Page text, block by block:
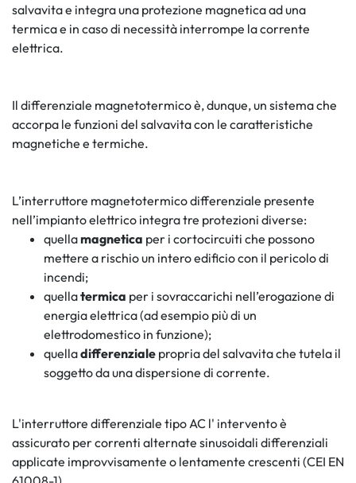
salvavita e integra una protezione magnetica ad una
termica e in caso di necessità interrompe la corrente
elettrica.
Il differenziale magnetotermico è, dunque, un sistema che
accorpa le funzioni del salvavita con le caratteristiche
magnetiche e termiche.
L’interruttore magnetotermico differenziale presente
nell’impianto elettrico integra tre protezioni diverse:
quellamagnetica per i cortocircuiti che possono
mettere a rischio un intero edificio con il pericolo di
incendi;
quellatermica per i sovraccarichi nell’erogazione di
energia elettrica (ad esempio più di un
elettrodomestico in funzione);
quelladifferenziale propria del salvavita che tutela il
soggetto da una dispersione di corrente.
L'interruttore differenziale tipo AC l' intervento è
assicurato per correnti alternate sinusoidali differenziali
applicate improvvisamente o lentamente crescenti (CEI EN